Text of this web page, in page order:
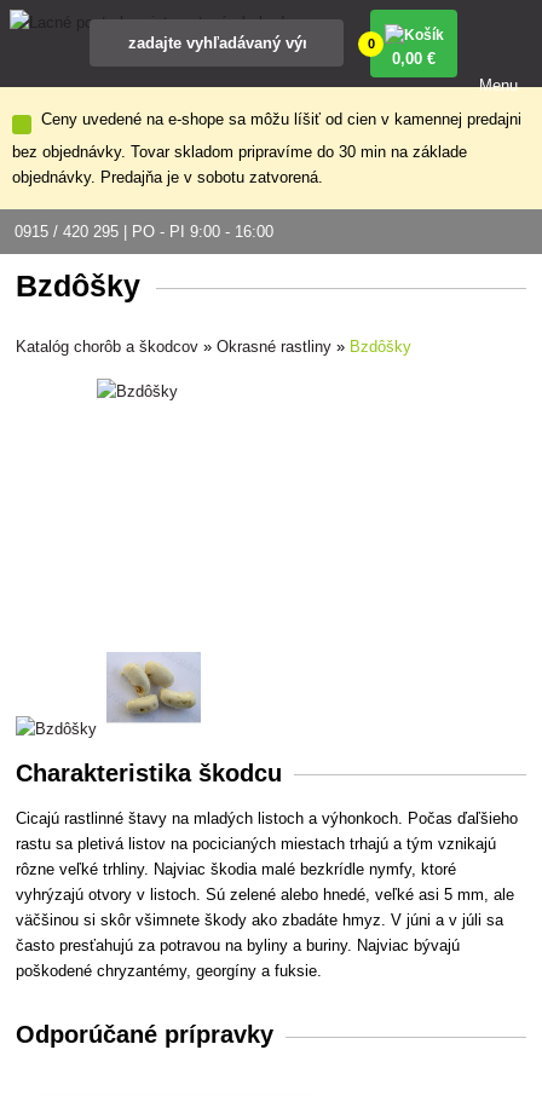
Ceny uvedené na e-shope sa môžu líšiť od cien v kamennej predajni
bez objednávky. Tovar skladom pripravíme do 30 min na základe
objednávky. Predajňa je v sobotu zatvorená.
0915 / 420 295 | PO - PI 9:00 - 16:00
0
0,00 €
Menu
Bzdôšky
Katalóg chorôb a škodcov »Okrasné rastliny » Bzdôšky
Charakteristika škodcu
Cicajú rastlinné štavy na mladých listoch a výhonkoch. Počas ďaľšieho
rastu sa pletivá listov na pocicianých miestach trhajú a tým vznikajú
rôzne veľké trhliny. Najviac škodia malé bezkrídle nymfy, ktoré
vyhrýzajú otvory v listoch. Sú zelené alebo hnedé, veľké asi 5 mm, ale
väčšinou si skôr všimnete škody ako zbadáte hmyz. V júni a v júli sa
často presťahujú za potravou na byliny a buriny. Najviac bývajú
poškodené chryzantémy, georgíny a fuksie.
Odporúčané prípravky